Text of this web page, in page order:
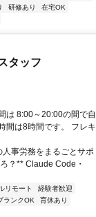
研修あり
在宅OK
タッフ
は 8:00～20:00の間で自
間は8時間です。 フレキ
事労務をまるごとサポ
？** Claude Code・
リモート
経験者歓迎
ランクOK
育休あり